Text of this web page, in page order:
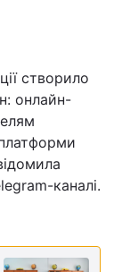
створило
онлайн-
каналі.